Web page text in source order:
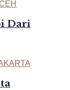
Dari